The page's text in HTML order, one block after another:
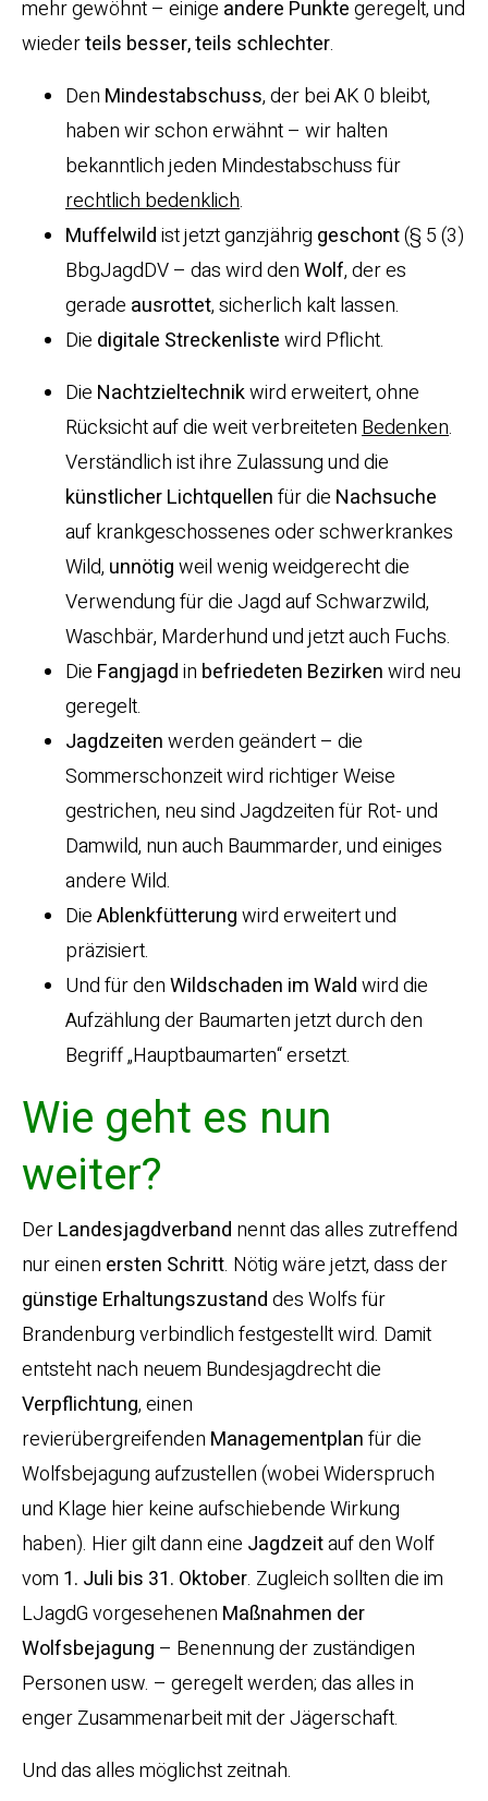
mehr gewöhnt – einige andere Punktegeregelt, und
wiederteils besser, teils schlechter.
Den Mindestabschuss, der bei AK 0 bleibt,
haben wir schon erwähnt – wir halten
bekanntlich jeden Mindestabschuss für
rechtlich bedenklich.
Muffelwildist jetzt ganzjährig geschont(§ 5 (3)
BbgJagdDV – das wird denWolf, der es
gerade ausrottet, sicherlich kalt lassen.
Die digitale Streckenlistewird Pflicht.
Die Nachtzieltechnikwird erweitert, ohne
Rücksicht auf die weit verbreitetenBedenken.
Verständlich ist ihre Zulassung und die
künstlicher Lichtquellenfür die Nachsuche
auf krankgeschossenes oder schwerkrankes
Wild, unnötigweil wenig weidgerecht die
Verwendung für die Jagd auf Schwarzwild,
Waschbär, Marderhund und jetzt auch Fuchs.
Die Fangjagdin befriedeten Bezirkenwird neu
geregelt.
Jagdzeitenwerden geändert – die
Sommerschonzeit wird richtiger Weise
gestrichen, neu sind Jagdzeiten für Rot- und
Damwild, nun auch Baummarder, und einiges
andere Wild.
DieAblenkfütterungwird erweitert und
präzisiert.
Und für denWildschaden imWaldwird die
Aufzählung der Baumarten jetzt durch den
Begriff „Hauptbaumarten“ ersetzt.
Wie geht es nun
weiter?
DerLandesjagdverband nennt das alles zutreffend
nur einen ersten Schritt. Nötig wäre jetzt, dass der
günstige Erhaltungszustanddes Wolfs für
Brandenburg verbindlich festgestellt wird. Damit
entsteht nach neuem Bundesjagdrecht die
Verpflichtung, einen
revierübergreifenden Managementplanfür die
Wolfsbejagung aufzustellen (wobei Widerspruch
und Klage hier keine aufschiebende Wirkung
haben). Hier gilt dann eine Jagdzeitauf den Wolf
vom 1. Juli bis 31. Oktober. Zugleich sollten die im
LJagdG vorgesehenen Maßnahmen der
Wolfsbejagung – Benennung der zuständigen
Personen usw. – geregelt werden; das alles in
enger Zusammenarbeit mit der Jägerschaft.
Und das alles möglichst zeitnah.